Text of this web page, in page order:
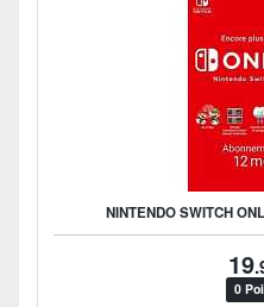
NINTENDO SWITCH
19
0